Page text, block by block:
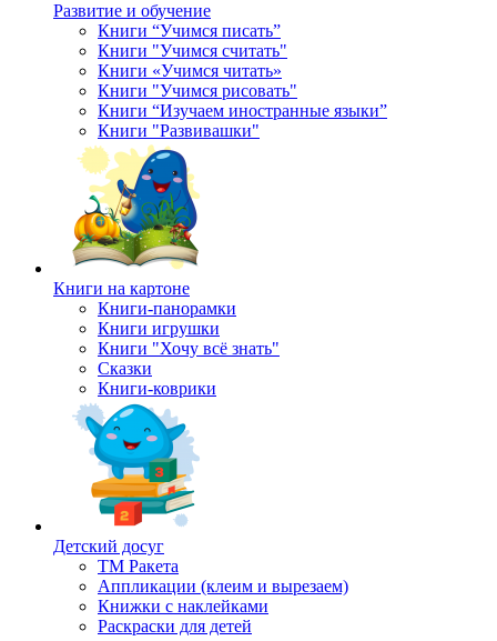
Развитие и обучение
Книги “Учимся писать”
Книги "Учимся считать"
Книги «Учимся читать»
Книги "Учимся рисовать"
Книги “Изучаем иностранные языки”
Книги "Развивашки"
Книги на картоне
Книги-панорамки
Книги игрушки
Книги "Хочу всё знать"
Сказки
Книги-коврики
Детский досуг
ТМ Ракета
Аппликации (клеим и вырезаем)
Книжки с наклейками
Раскраски для детей